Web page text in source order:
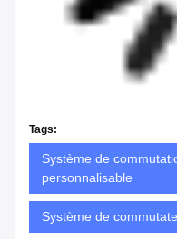
Tags:
Système de
personnalisable
Système de